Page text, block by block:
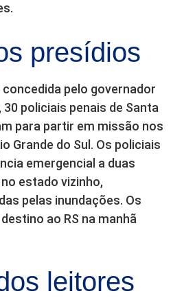
presídios
pelo governador
policiais penais de Santa
para partir em missão nos
Grande do Sul. Os policiais
emergencial a duas
estado vizinho,
pelas inundações. Os
ao RS na manhã
leitores